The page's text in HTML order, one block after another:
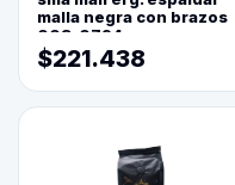
malla negra con brazos
003-0794
$221.438